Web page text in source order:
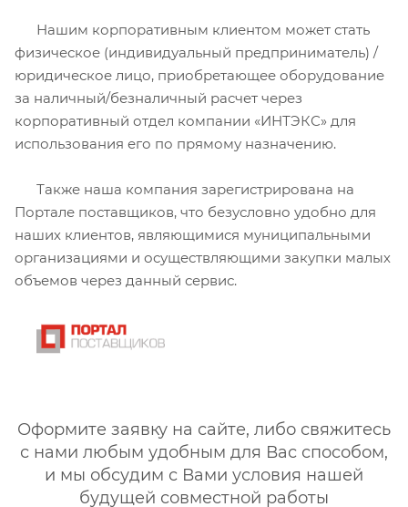
Нашим корпоративным клиентом может стать
физическое (индивидуальный предприниматель) /
юридическое лицо, приобретающее оборудование
за наличный/безналичный расчет через
корпоративный отдел компании «ИНТЭКС» для
использования его по прямому назначению.
Также наша компания зарегистрирована на
Портале поставщиков, что безусловно удобно для
наших клиентов, являющимися муниципальными
организациями и осуществляющими закупки малых
объемов через данный сервис.
Оформите заявку на сайте, либо свяжитесь
с нами любым удобным для Вас способом,
и мы обсудим с Вами условия нашей
будущей совместной работы